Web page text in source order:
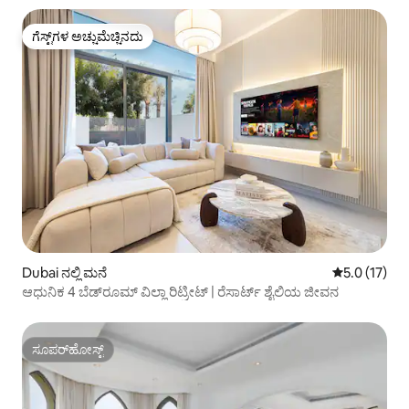
ಗೆಸ್ಟ್‌ಗಳ ಅಚ್ಚುಮೆಚ್ಚಿನದು
ಗೆಸ್ಟ್‌ಗಳ ಅಚ್ಚುಮೆಚ್ಚಿನದು
Dubai ನಲ್ಲಿ ಮನೆ 5 ರಲ್ಲಿ 5.0
5.0 (17)
ಆಧುನಿಕ 4 ಬೆಡ್‌ರೂಮ್ ವಿಲ್ಲಾ ರಿಟ್ರೀಟ್ | ರೆಸಾರ್ಟ್ ಶೈಲಿಯ ಜೀವನ
ಸೂಪರ್‌ಹೋಸ್ಟ್
ಸೂಪರ್‌ಹೋಸ್ಟ್